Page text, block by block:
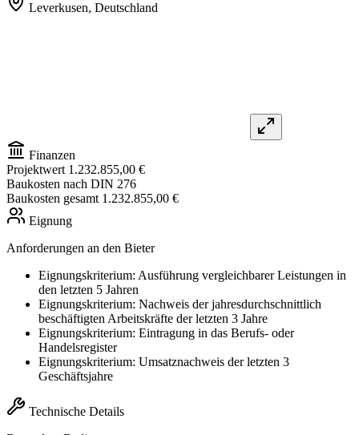
Leverkusen, Deutschland
Finanzen
Projektwert 1.232.855,00 €
Baukosten nach DIN 276
Baukosten gesamt 1.232.855,00 €
Eignung
Anforderungen an den Bieter
Eignungskriterium: Ausführung vergleichbarer Leistungen in
den letzten 5 Jahren
Eignungskriterium: Nachweis der jahresdurchschnittlich
beschäftigten Arbeitskräfte der letzten 3 Jahre
Eignungskriterium: Eintragung in das Berufs- oder
Handelsregister
Eignungskriterium: Umsatznachweis der letzten 3
Geschäftsjahre
Technische Details